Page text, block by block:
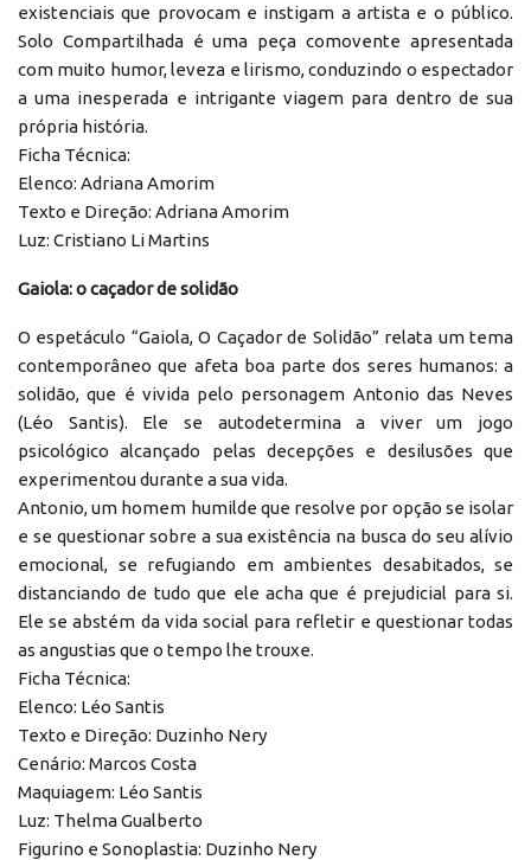
existenciais que provocam e instigam a artista e o público.
Solo Compartilhada é uma peça comovente apresentada
com muito humor, leveza e lirismo, conduzindo o espectador
a uma inesperada e intrigante viagem para dentro de sua
própria história.
Ficha Técnica:
Elenco: Adriana Amorim
Texto e Direção: Adriana Amorim
Luz: Cristiano Li Martins
Gaiola: o caçador de solidão
O espetáculo “Gaiola, O Caçador de Solidão” relata um tema
contemporâneo que afeta boa parte dos seres humanos: a
solidão, que é vivida pelo personagem Antonio das Neves
(Léo Santis). Ele se autodetermina a viver um jogo
psicológico alcançado pelas decepções e desilusões que
experimentou durante a sua vida.
Antonio, um homem humilde que resolve por opção se isolar
e se questionar sobre a sua existência na busca do seu alívio
emocional, se refugiando em ambientes desabitados, se
distanciando de tudo que ele acha que é prejudicial para si.
Ele se abstém da vida social para refletir e questionar todas
as angustias que o tempo lhe trouxe.
Ficha Técnica:
Elenco: Léo Santis
Texto e Direção: Duzinho Nery
Cenário: Marcos Costa
Maquiagem: Léo Santis
Luz: Thelma Gualberto
Figurino e Sonoplastia: Duzinho Nery